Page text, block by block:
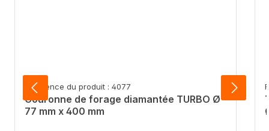
Référence du produit : 4077
Couronne de forage diamantée TURBO Ø
77 mm x 400 mm